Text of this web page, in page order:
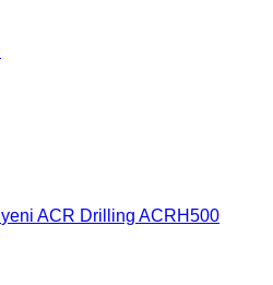
yeni ACR Drilling ACRH500